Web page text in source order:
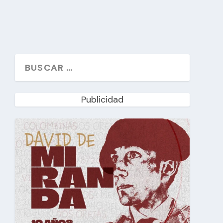
Publicidad